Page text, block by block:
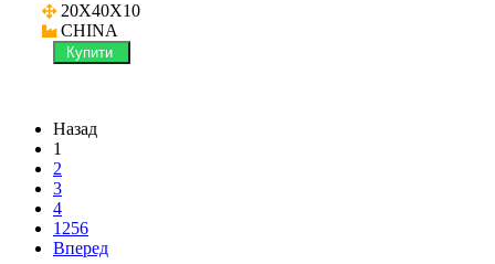
20X40X10
CHINA
Купити
Назад
1
2
3
4
1256
Вперед